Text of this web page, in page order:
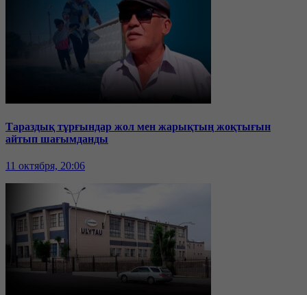
Тараздық тұрғындар жол мен жарықтың жоқтығын
айтып шағымданды
11 октября, 20:06